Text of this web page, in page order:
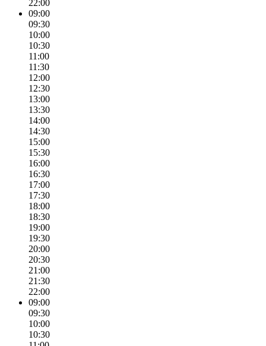
22:00
09:00
09:30
10:00
10:30
11:00
11:30
12:00
12:30
13:00
13:30
14:00
14:30
15:00
15:30
16:00
16:30
17:00
17:30
18:00
18:30
19:00
19:30
20:00
20:30
21:00
21:30
22:00
09:00
09:30
10:00
10:30